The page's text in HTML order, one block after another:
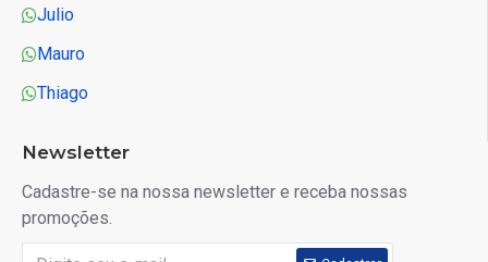
Julio
Mauro
Thiago
Newsletter
Cadastre-se na nossa newsletter e receba nossas
promoções.